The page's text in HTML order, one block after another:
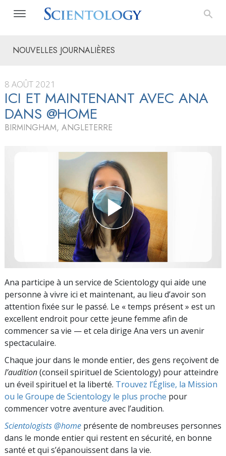
NOUVELLES JOURNALIÈRES
8 AOÛT 2021
ICI ET MAINTENANT AVEC ANA
DANS @HOME
BIRMINGHAM, ANGLETERRE
Ana participe à un service de Scientology qui aide une
personne à vivre ici et maintenant, au lieu d’avoir son
attention fixée sur le passé. Le « temps présent » est un
excellent endroit pour cette jeune femme afin de
commencer sa vie — et cela dirige Ana vers un avenir
spectaculaire.
Chaque jour dans le monde entier, des gens reçoivent de
l’audition(conseil spirituel de Scientology) pour atteindre
un éveil spirituel et la liberté. Trouvez l’Église, la Mission
ou le Groupe de Scientology le plus proche pour
commencer votre aventure avec l’audition.
Scientologists @home présente de nombreuses personnes
dans le monde entier qui restent en sécurité, en bonne
santé et qui s’épanouissent dans la vie.